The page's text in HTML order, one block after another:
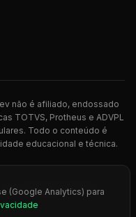
não é afiliado, endossado
TOTVS, Protheus e ADVPL
Todo o conteúdo é
educacional e técnica.
para desenvolvedores
(Google Analytics) para